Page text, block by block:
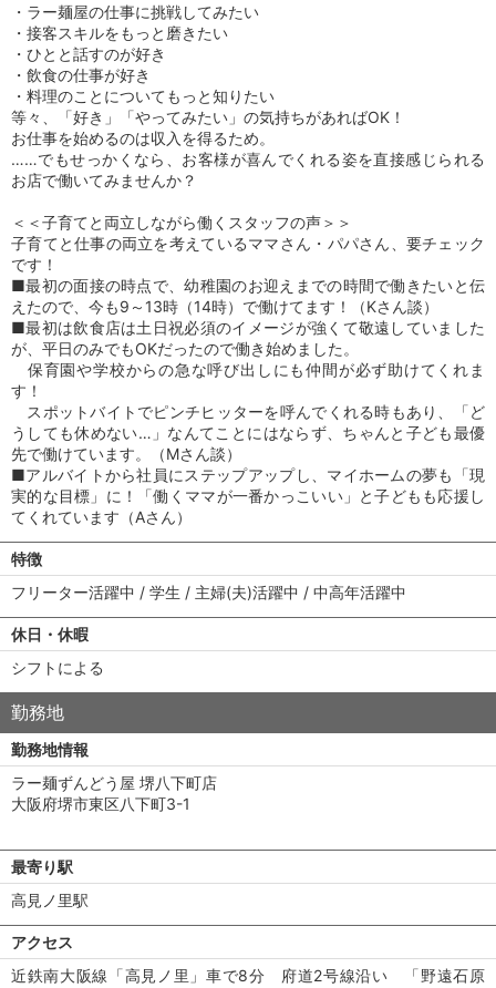
・ラー麺屋の仕事に挑戦してみたい
・接客スキルをもっと磨きたい
・ひとと話すのが好き
・飲食の仕事が好き
・料理のことについてもっと知りたい
等々、「好き」「やってみたい」の気持ちがあればOK！
お仕事を始めるのは収入を得るため。
……でもせっかくなら、お客様が喜んでくれる姿を直接感じられる
お店で働いてみませんか？
＜＜子育てと両立しながら働くスタッフの声＞＞
子育てと仕事の両立を考えているママさん・パパさん、要チェック
です！
■最初の面接の時点で、幼稚園のお迎えまでの時間で働きたいと伝
えたので、今も9～13時（14時）で働けてます！（Kさん談）
■最初は飲食店は土日祝必須のイメージが強くて敬遠していました
が、平日のみでもOKだったので働き始めました。
保育園や学校からの急な呼び出しにも仲間が必ず助けてくれま
す！
スポットバイトでピンチヒッターを呼んでくれる時もあり、「ど
うしても休めない…」なんてことにはならず、ちゃんと子ども最優
先で働けています。（Mさん談）
■アルバイトから社員にステップアップし、マイホームの夢も「現
実的な目標」に！「働くママが一番かっこいい」と子どもも応援し
てくれています（Aさん）
特徴
フリーター活躍中 / 学生 / 主婦(夫)活躍中 / 中高年活躍中
休日・休暇
シフトによる
勤務地
勤務地情報
ラー麺ずんどう屋 堺八下町店
大阪府堺市東区八下町3-1
最寄り駅
高見ノ里駅
アクセス
近鉄南大阪線「高見ノ里」車で8分 府道2号線沿い 「野遠石原